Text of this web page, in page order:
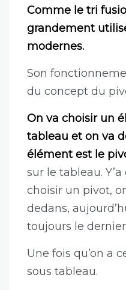
Comme le tri
grandement
modernes.
Son
du concept du
On va choisir un
tableau et on va
élément est le
sur le tableau.
choisir un pivot,
dedans,
toujours le
Une fois qu’on a
sous tableau.